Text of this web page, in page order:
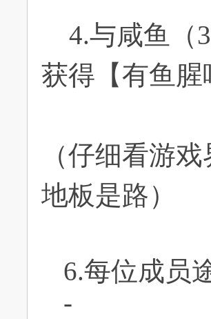
4.与咸鱼（
获得【有鱼
（仔细看游
地板是路）
6.每位成员
-